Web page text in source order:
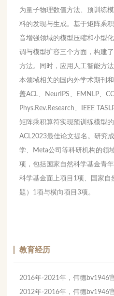
为量子物理数值方法、预训练
料的发现与生成。基于矩阵乘
音增强领域的模型压缩和小型
调与模型扩容三个方面，构建
方法。同时，应用人工智能方
本领域相 关的国内外学术期刊
盖ACL、NeurIPS、EMNLP、
Phys.Rev.Research、IEEE
矩阵乘积算符实现预训练模型
ACL2023最佳论文提名。研究
学、Meta公司等科研机构的领
项，包括国家自然科学基金青
科学基金面上项目1项、国家
题）1项与横向项目3项。
教育经历
2016年-2021年，伟德bv1946
2012年-2016年，伟德bv1946